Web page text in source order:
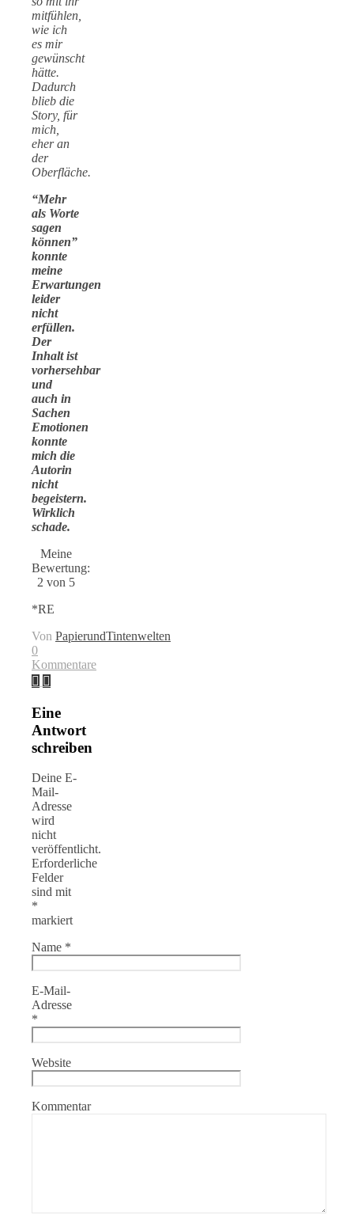
mitfühlen,
wie ich
es mir
gewünscht
hätte.
Dadurch
blieb die
Story, für
mich,
eher an
der
Oberfläche.
“Mehr
als Worte
sagen
können”
konnte
meine
Erwartungen
leider
nicht
erfüllen.
Der
Inhalt ist
vorhersehbar
und
auch in
Sachen
Emotionen
konnte
mich die
Autorin
nicht
begeistern.
Wirklich
schade.
Meine
Bewertung:
2 von 5
*RE
Von PapierundTintenwelten
0
Kommentare
Eine
Antwort
schreiben
Deine E-
Mail-
Adresse
wird
nicht
veröffentlicht.
Erforderliche
Felder
sind mit
*
markiert
Name *
E-Mail-
Adresse
*
Website
Kommentar